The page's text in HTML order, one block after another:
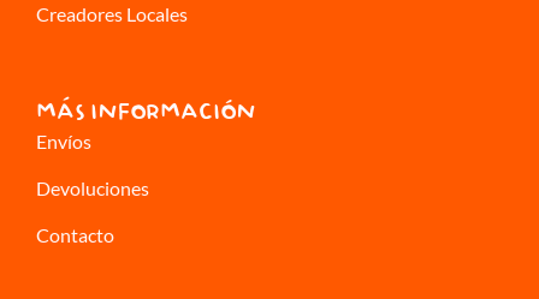
Creadores Locales
MÁS INFORMACIÓN
Envíos
Devoluciones
Contacto